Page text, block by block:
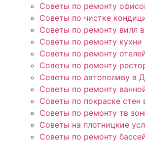
Советы по ремонту
Советы по чистке
Советы по ремонту вилл
Советы по ремонту кухни
Советы по ремонту
Советы по ремонту
Советы по автополиву в
Советы по ремонту
Советы по покраске стен
Советы по ремонту тв
Советы на плотницкие
Советы по ремонту